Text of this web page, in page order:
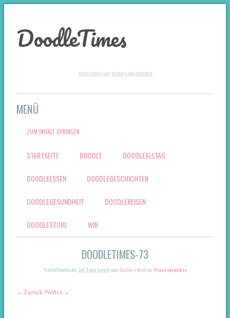
DoodleTimes
MEIN LEBEN MIT EINEM LABRADOODLE.
MENÜ
ZUM INHALT SPRINGEN
STARTSEITE DOODLE DOODLEALLTAG
DOODLEESSEN DOODLEGESCHICHTEN
DOODLEGESUNDHEIT DOODLEREISEN
DOODLESTORE WIR
DOODLETIMES-73
Veröffentlicht 26. Juni 2016um1200 × 801inWasserjunkie
← ZurückWeiter →